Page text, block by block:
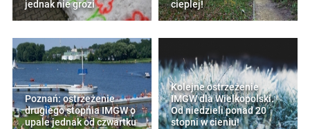
jednak nie grozi
cieplej!
Poznań: ostrzeżenie
drugiego stopnia IMGW o
upale jednak od czwartku
Kolejne ostrzeżenie
IMGW dla Wielkopolski.
Od niedzieli ponad 20
stopni w cieniu!